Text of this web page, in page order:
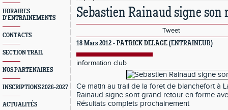
HORAIRES
D'ENTRAINEMENTS
CONTACTS
SECTION TRAIL
NOS PARTENAIRES
INSCRIPTIONS 2026-2027
ACTUALITÉS
Sebastien Rainaud signe son
Tweet
18 Mars 2012 - PATRICK DELAGE (ENTRAINEUR)
information club
Ce matin au trail de la foret de blanchefort à
Rainaud signe sont grand retour en forme
Résultats complets prochainement